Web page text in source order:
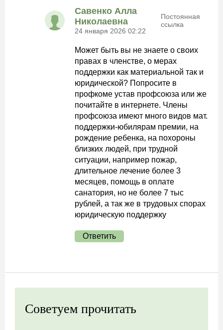
Савенко Алла
Николаевна
24 января 2026 02:22
Постоянная
ссылка
Может быть вы не знаете о своих
правах в членстве, о мерах
поддержки как материальной так и
юридической? Попросите в
профкоме устав профсоюза или же
почитайте в интернете. Члены
профсоюза имеют много видов мат.
поддержки-юбилярам премии, на
рождение ребенка, на похороны
близких людей, при трудной
ситуации, например пожар,
длительное лечение более 3
месяцев, помощь в оплате
санатория, но не более 7 тыс
рублей, а так же в трудовых спорах
юридическую поддержку
Ответить
Советуем прочитать